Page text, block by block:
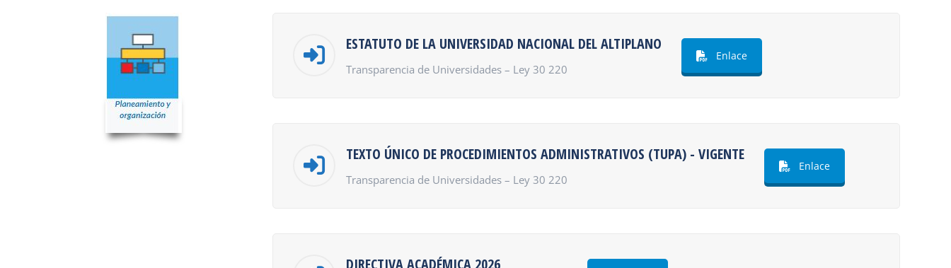
ESTATUTO DE LA UNIVERSIDAD NACIONAL DEL ALTIPLANO
Transparencia de Universidades – Ley 30 220
Enlace
TEXTO ÚNICO DE PROCEDIMIENTOS ADMINISTRATIVOS (TUPA) - VIGENTE
Transparencia de Universidades – Ley 30 220
Enlace
DIRECTIVA ACADÉMICA 2026